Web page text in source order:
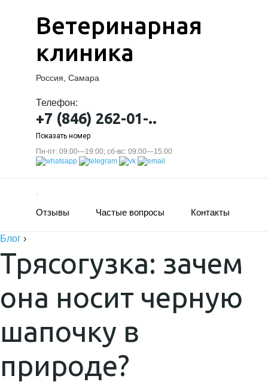
Ветеринарная
клиника
Россия, Самара
Телефон:
+7 (846) 262-01-..
Показать номер
Пн-пт: 09:00—19:00; сб-вс: 09:00—15:00
Отзывы Частые вопросы Контакты
Блог ›
Трясогузка: зачем
она носит черную
шапочку в
природе?